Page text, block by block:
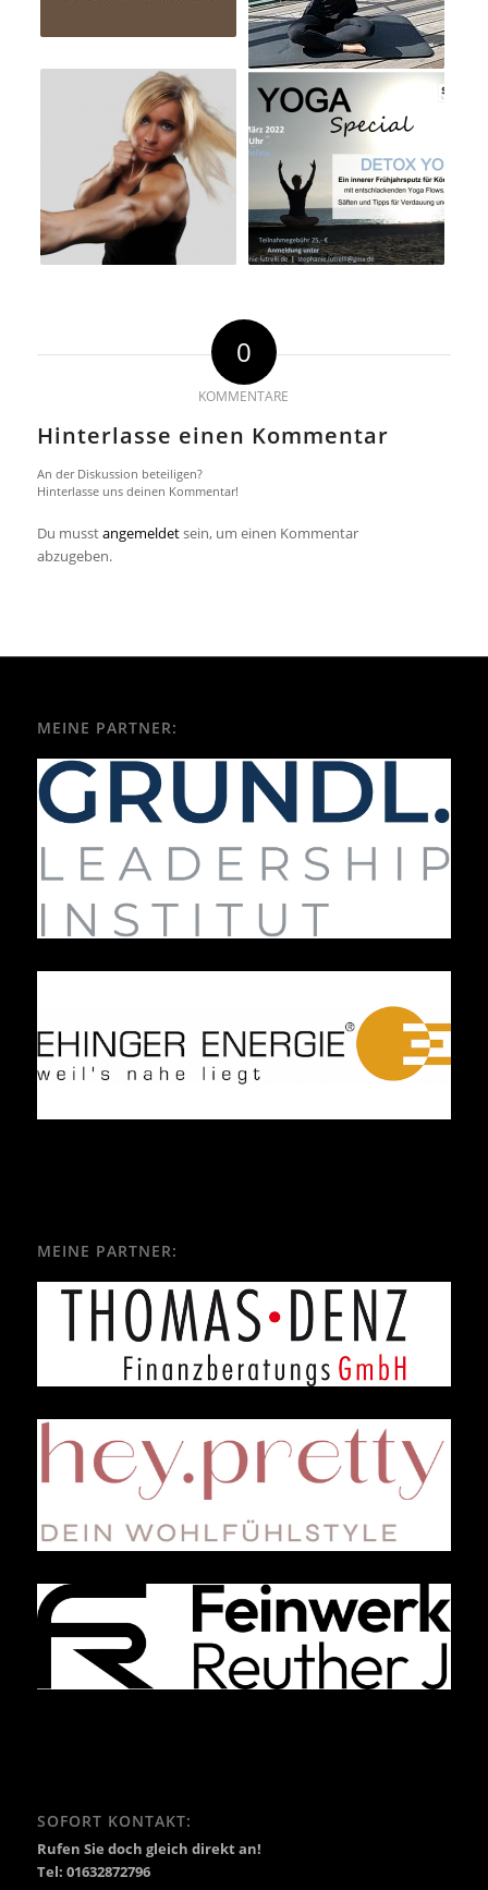
0
KOMMENTARE
Hinterlasse einen Kommentar
An der Diskussion beteiligen?
Hinterlasse uns deinen Kommentar!
Du musstangemeldetsein, um einen Kommentar
abzugeben.
MEINE PARTNER:
MEINE PARTNER:
SOFORT KONTAKT:
Rufen Sie doch gleich direkt an!
Tel: 01632872796